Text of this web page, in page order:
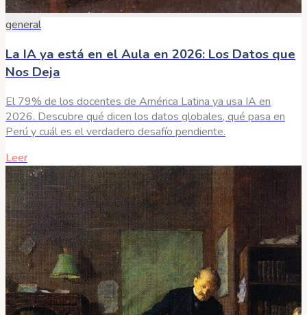
general
La IA ya está en el Aula en 2026: Los Datos que
Nos Deja
El 79% de los docentes de América Latina ya usa IA en
2026. Descubre qué dicen los datos globales, qué pasa en
Perú y cuál es el verdadero desafío pendiente.
Leer